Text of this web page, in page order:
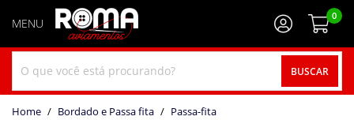
BUSCAR
0
home Bordado e Passa fita passa-fita